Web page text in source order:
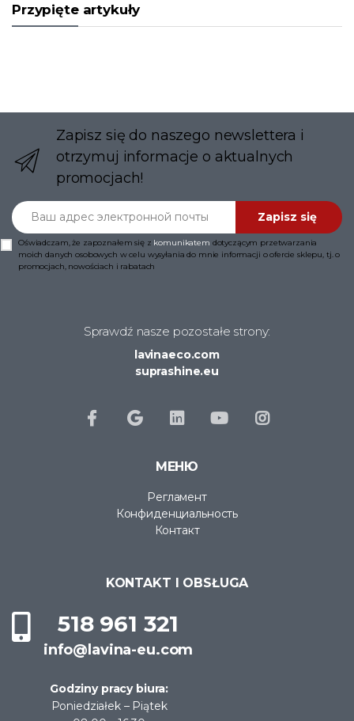
Przypięte artykuły
Zapisz się do naszego newslettera i
otrzymuj informacje o aktualnych
promocjach!
Ваш адрес электронной почты
Zapisz się
Oświadczam, że zapoznałem się z komunikatem dotyczącym przetwarzania
moich danych osobowych w celu wysyłania do mnie informacji o ofercie sklepu, tj. o
promocjach, nowościach i rabatach
Sprawdź nasze pozostałe strony:
lavinaeco.com
suprashine.eu
МЕНЮ
Регламент
Конфиденциальность
Контакт
KONTAKT I OBSŁUGA
518 961 321
info@lavina-eu.com
Godziny pracy biura:
Poniedziałek – Piątek